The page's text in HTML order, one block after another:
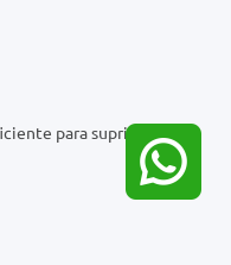
para suprir as